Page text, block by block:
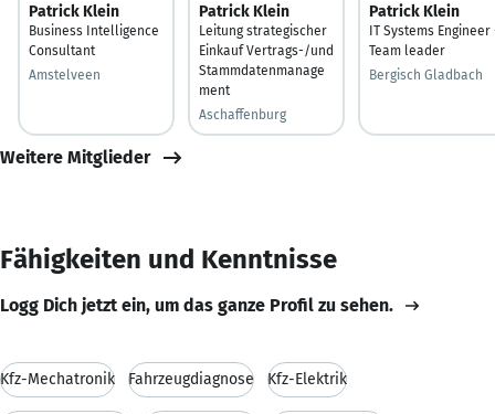
Patrick Klein
Business Intelligence
Consultant
Amstelveen
Patrick Klein
Leitung strategischer
Einkauf Vertrags-/und
Stammdatenmanage
ment
Aschaffenburg
Patrick Klein
IT Systems Engineer
Team leader
Bergisch Gladbach
Weitere Mitglieder
Fähigkeiten und Kenntnisse
Logg Dich jetzt ein, um das ganze Profil zu sehen.
Kfz-Mechatronik Fahrzeugdiagnose Kfz-Elektrik